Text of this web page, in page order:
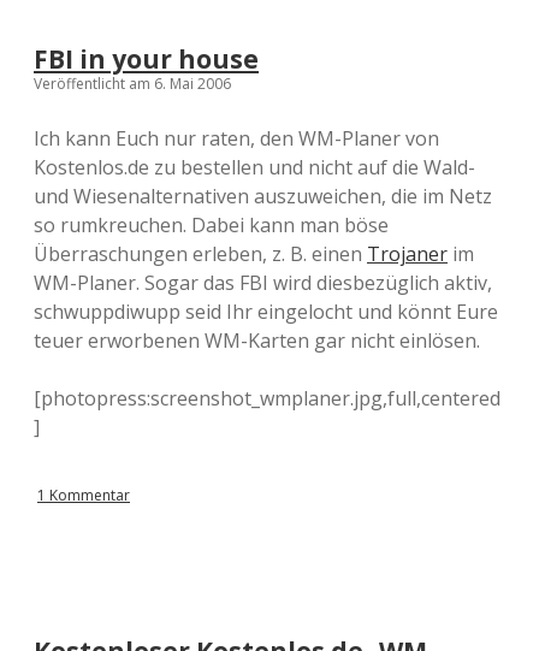
FBI in your house
Veröffentlicht am 6. Mai 2006
Ich kann Euch nur raten, den WM-Planer von
Kostenlos.de zu bestellen und nicht auf die Wald-
und Wiesenalternativen auszuweichen, die im Netz
so rumkreuchen. Dabei kann man böse
Überraschungen erleben, z. B. einen Trojaner im
WM-Planer. Sogar das FBI wird diesbezüglich aktiv,
schwuppdiwupp seid Ihr eingelocht und könnt Eure
teuer erworbenen WM-Karten gar nicht einlösen.
[photopress:screenshot_wmplaner.jpg,full,centered
]
1 Kommentar